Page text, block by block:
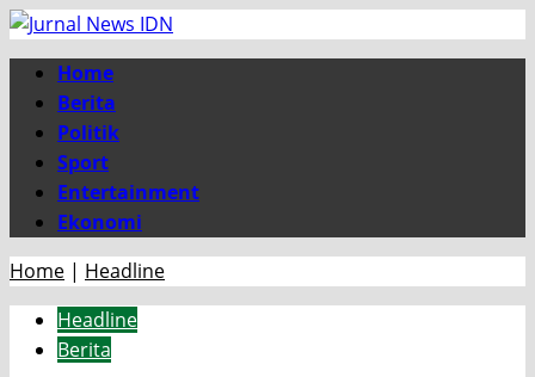
Skip
to
content
Primary
Menu
Home
Berita
Politik
Sport
Entertainment
Ekonomi
Home | Headline
Headline
Berita